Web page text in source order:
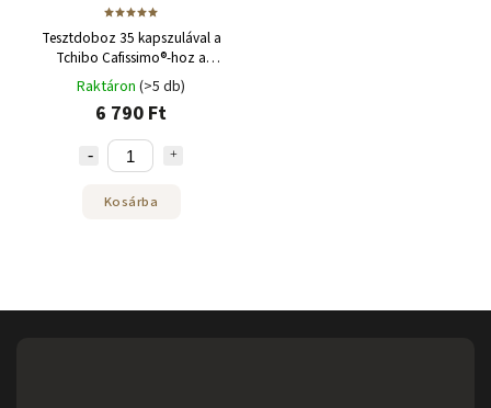
Tesztdoboz 35 kapszulával a
Tchibo Cafissimo®-hoz a
NEJKAFE-tól
Raktáron (>5 db)
6 790 Ft
Kosárba